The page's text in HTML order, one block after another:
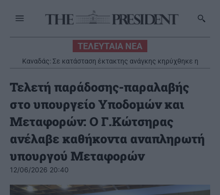
ΤΕΛΕΥΤΑΙΑ ΝΕΑ
Καναδάς: Σε κατάσταση έκτακτης ανάγκης κηρύχθηκε η
επαρχία της Βρετανικής Κολομβίας εξαιτίας των πυρκαγιών
Τελετή παράδοσης-παραλαβής
στο υπουργείο Υποδομών και
Μεταφορών: O Γ.Κώτσηρας
ανέλαβε καθήκοντα αναπληρωτή
υπουργού Μεταφορών
12/06/2026 20:40